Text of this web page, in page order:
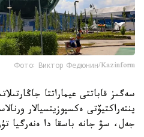
Фото: Виктор Федюнин/Kazinform
سەگىز قاباتتى عيماراتتا
ينتەراكتيۆتى ەكسپوزيتسيالار
جەل، سۋ جانە باسقا دا ەنەرگيا